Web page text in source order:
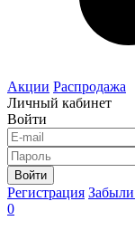
Акции Распродажа
Личный кабинет
Войти
Войти
Регистрация
0